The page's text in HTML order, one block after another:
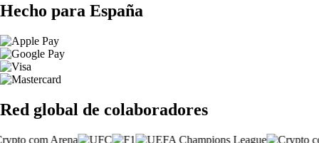
Hecho para España
Red global de colaboradores